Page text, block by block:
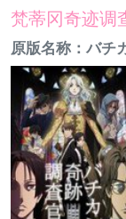
梵蒂冈奇迹调
原版名称：バチ